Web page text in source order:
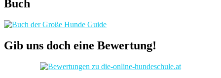
Buch
Gib uns doch eine Bewertung!